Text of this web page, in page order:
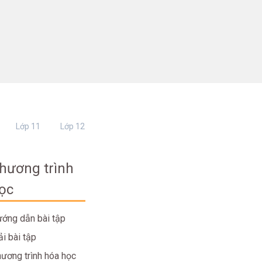
Lớp 11 Lớp 12
trình
dẫn bài tập
bài tập
trình hóa học